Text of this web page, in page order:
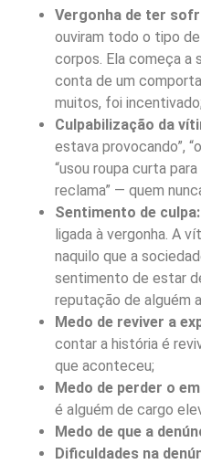
Vergonha de ter
ouviram todo o tipo
corpos. Ela começa a
conta de um
muitos, foi incentivado;
Culpabilização da
estava provocando”,
“usou roupa curta
reclama” — quem
Sentimento de culpa:
ligada à vergonha. A
naquilo que a
sentimento de estar
reputação de alguém
Medo de reviver a
contar a história é
que aconteceu;
Medo de perder o
é alguém de cargo
Medo de que a
Dificuldades na